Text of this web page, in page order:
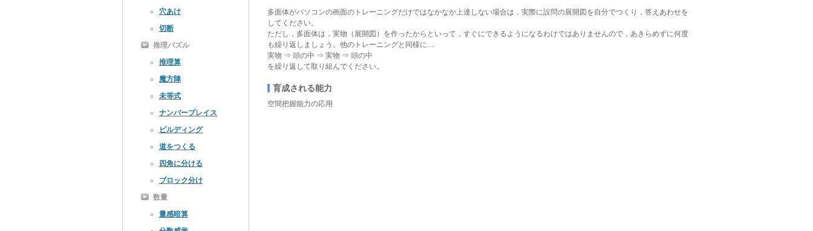
多面体がパソコンの画面のトレーニングだけではなかなか上達しない場合は，実際に設問の展開図を自分でつくり，答えあわせを
してください。
ただし，多面体は，実物（展開図）を作ったからといって，すぐにできるようになるわけではありませんので，あきらめずに何度
も繰り返しましょう。他のトレーニングと同様に…
実物 ⇒ 頭の中 ⇒ 実物 ⇒ 頭の中
を繰り返して取り組んでください。
育成される能力
空間把握能力の応用
穴あけ
切断
推理パズル
推理算
魔方陣
未等式
ナンバープレイス
ビルディング
道をつくる
四角に分ける
ブロック分け
数量
量感暗算